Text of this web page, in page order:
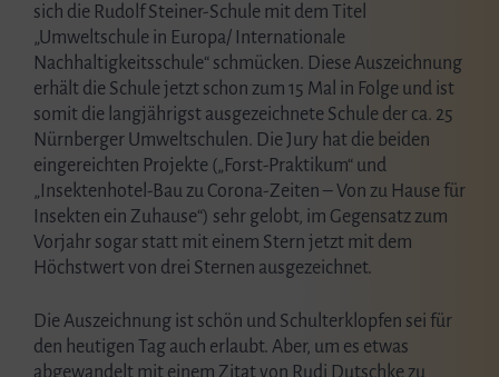
sich die Rudolf Steiner-Schule mit dem Titel
„Umweltschule in Europa/ Internationale
Nachhaltigkeitsschule“ schmücken. Diese Auszeichnung
erhält die Schule jetzt schon zum 15 Mal in Folge und ist
somit die langjährigst ausgezeichnete Schule der ca. 25
Nürnberger Umweltschulen. Die Jury hat die beiden
eingereichten Projekte („Forst-Praktikum“ und
„Insektenhotel-Bau zu Corona-Zeiten – Von zu Hause für
Insekten ein Zuhause“) sehr gelobt, im Gegensatz zum
Vorjahr sogar statt mit einem Stern jetzt mit dem
Höchstwert von drei Sternen ausgezeichnet.
Die Auszeichnung ist schön und Schulterklopfen sei für
den heutigen Tag auch erlaubt. Aber, um es etwas
abgewandelt mit einem Zitat von Rudi Dutschke zu